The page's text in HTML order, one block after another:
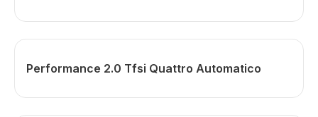
Performance 2.0 Tfsi Quattro Automatico